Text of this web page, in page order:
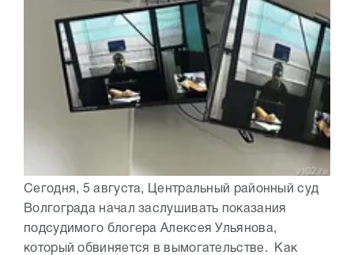
Сегодня, 5 августа, Центральный районный суд
Волгограда начал заслушивать показания
подсудимого блогера Алексея Ульянова,
который обвиняется в вымогательстве. Как